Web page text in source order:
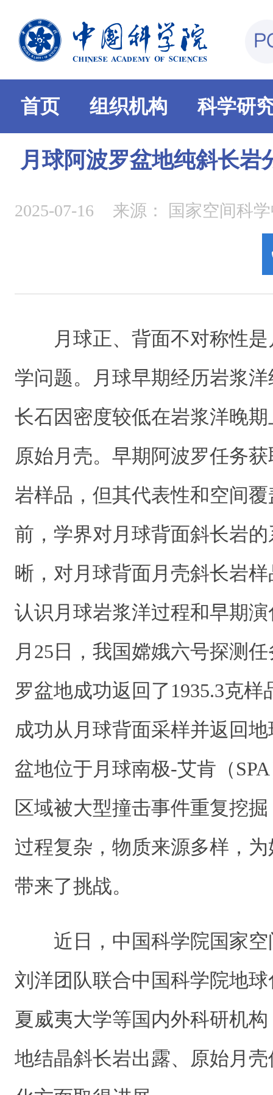
首页 组织机构 科学研
月球阿波罗盆地纯斜长岩
2025-07-16 来源： 国家空间科
月球正、背面不对称性
学问题。
月球早期经历岩浆洋
长石因密度较低在岩浆洋晚
原始月壳。早期阿波罗任务
岩样品，但其代表性和空间
前，学界对月球背面斜长岩
晰 ， 对月球背面月壳斜长岩
认识月球岩浆洋过程和早期
月 25 日， 我国嫦娥六号探测任
罗盆地成功返回了 1935.3克样
成功从月球背面采样并返回
盆地位于月球南极-艾肯（SPA
区域被大型撞击事件重复挖
过程复杂，物质来源多样，
带来了挑战。
近日，中国科学院国家
刘洋团队联合中国科学院地
夏威夷大学等国内外科研机
地结晶斜长岩出露、原始月